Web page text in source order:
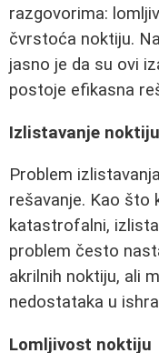
razgovorima:
čvrstoća noktiju.
jasno je da su ovi
postoje efikasna
Izlistavanje noktiju
Problem
rešavanje. Kao što
katastrofalni,
problem često
akrilnih noktiju, ali
nedostataka u
Lomljivost noktiju